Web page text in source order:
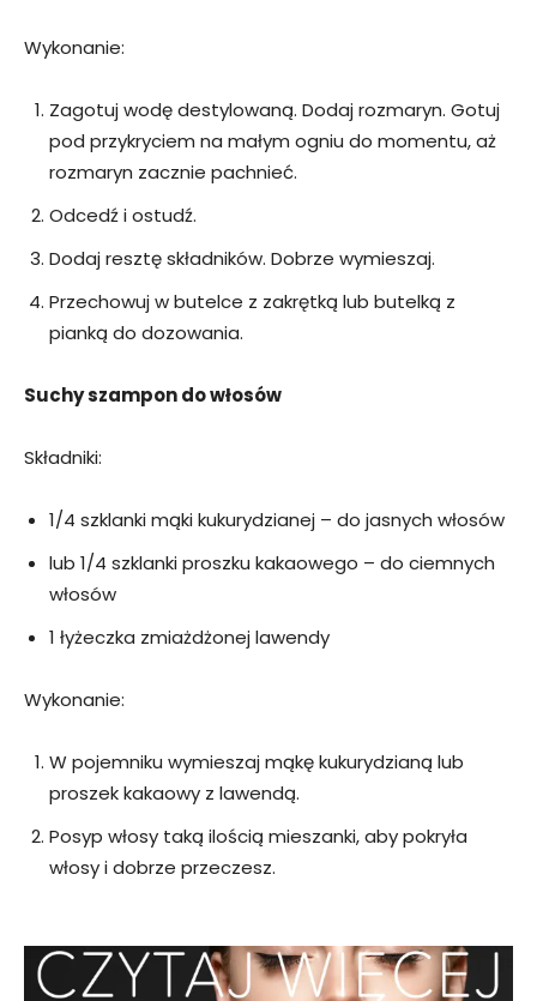
Wykonanie:
Zagotuj wodę destylowaną. Dodaj rozmaryn. Gotuj
pod przykryciem na małym ogniu do momentu, aż
rozmaryn zacznie pachnieć.
Odcedź i ostudź.
Dodaj resztę składników. Dobrze wymieszaj.
Przechowuj w butelce z zakrętką lub butelką z
pianką do dozowania.
Suchy szampon do włosów
Składniki:
1/4 szklanki mąki kukurydzianej – do jasnych włosów
lub 1/4 szklanki proszku kakaowego – do ciemnych
włosów
1 łyżeczka zmiażdżonej lawendy
Wykonanie:
W pojemniku wymieszaj mąkę kukurydzianą lub
proszek kakaowy z lawendą.
Posyp włosy taką ilością mieszanki, aby pokryła
włosy i dobrze przeczesz.